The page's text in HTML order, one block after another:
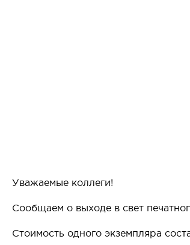
Уважаемые коллеги!
Сообщаем о выходе в свет
Стоимость одного экземпляра